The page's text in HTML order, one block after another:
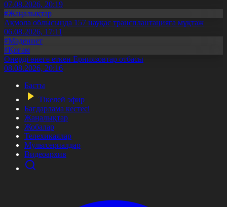
07.08.2026, 20:19
#Жаңалықтар
Ақмола облысында 157 науқас трансплантацияға мұқтаж
06.08.2026, 17:11
#Мәдениет
#Қоғам
Өнерді өнеге еткен Ерниязовтар отбасы
08.08.2026, 20:16
Басты
Тікелей эфир
Бағдарлама кестесі
Жаңалықтар
Жобалар
Телехикаялар
Мультсериалдар
Видеоархив